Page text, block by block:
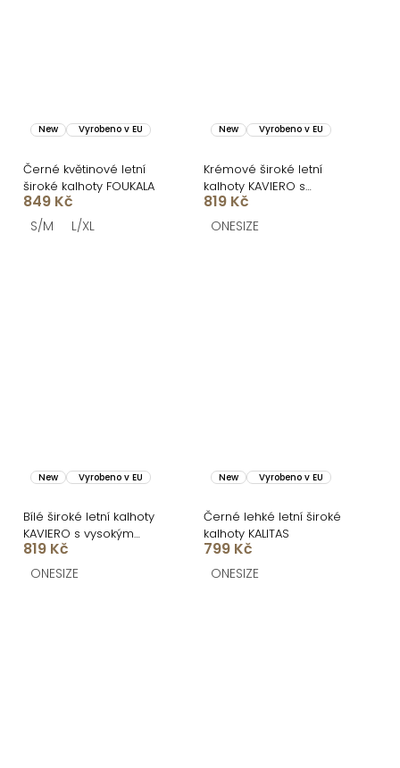
New Vyrobeno v EU
Černé květinové letní
široké kalhoty FOUKALA
849 Kč
S/M L/XL
New Vyrobeno v EU
Krémové široké letní
kalhoty KAVIERO s
vysokým pasem
819 Kč
ONESIZE
New Vyrobeno v EU
Bílé široké letní kalhoty
KAVIERO s vysokým
pasem
819 Kč
ONESIZE
New Vyrobeno v EU
Černé lehké letní široké
kalhoty KALITAS
799 Kč
ONESIZE